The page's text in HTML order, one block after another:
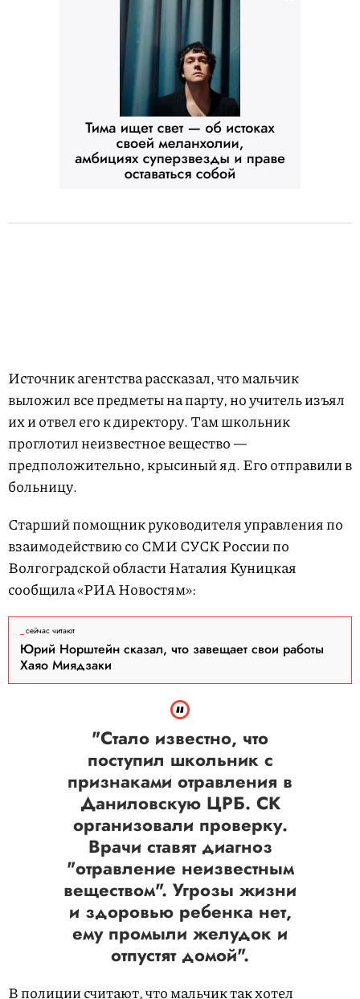
Источник агентства рассказал, что мальчик
выложил все предметы на парту, но учитель изъял
их и отвел его к директору. Там школьник
проглотил неизвестное вещество —
предположительно, крысиный яд. Его отправили в
больницу.
Старший помощник руководителя управления по
взаимодействию со СМИ СУСК России по
Волгоградской области Наталия Куницкая
сообщила «РИА Новостям»:
сейчас читают
Юрий Норштейн сказал, что завещает свои работы
Хаяо Миядзаки
"Стало известно, что
поступил школьник с
признаками отравления в
Даниловскую ЦРБ. СК
организовали проверку.
Врачи ставят диагноз
"отравление неизвестным
веществом". Угрозы жизни
и здоровью ребенка нет,
ему промыли желудок и
отпустят домой".
В полиции считают, что мальчик так хотел